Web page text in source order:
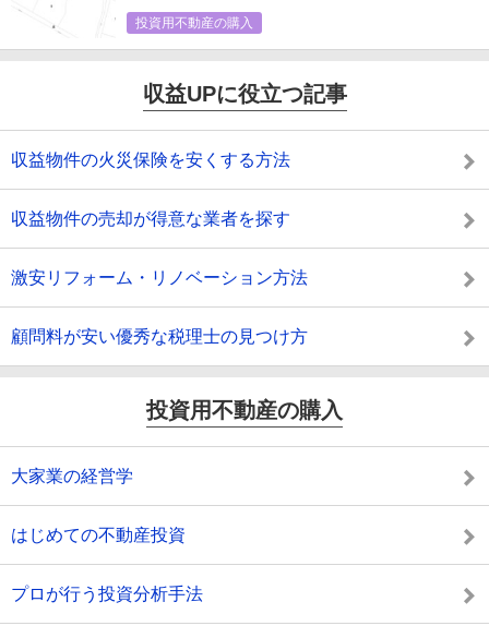
投資用不動産の購入
収益UPに役立つ記事
収益物件の火災保険を安くする方法
収益物件の売却が得意な業者を探す
激安リフォーム・リノベーション方法
顧問料が安い優秀な税理士の見つけ方
投資用不動産の購入
大家業の経営学
はじめての不動産投資
プロが行う投資分析手法